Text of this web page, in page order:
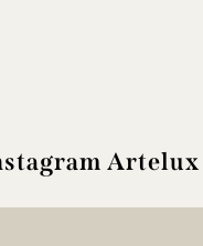
Artelux